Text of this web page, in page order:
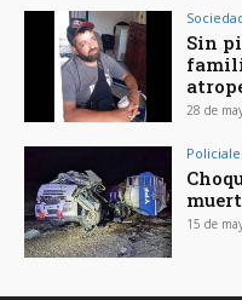
Sin
28 de
15 de